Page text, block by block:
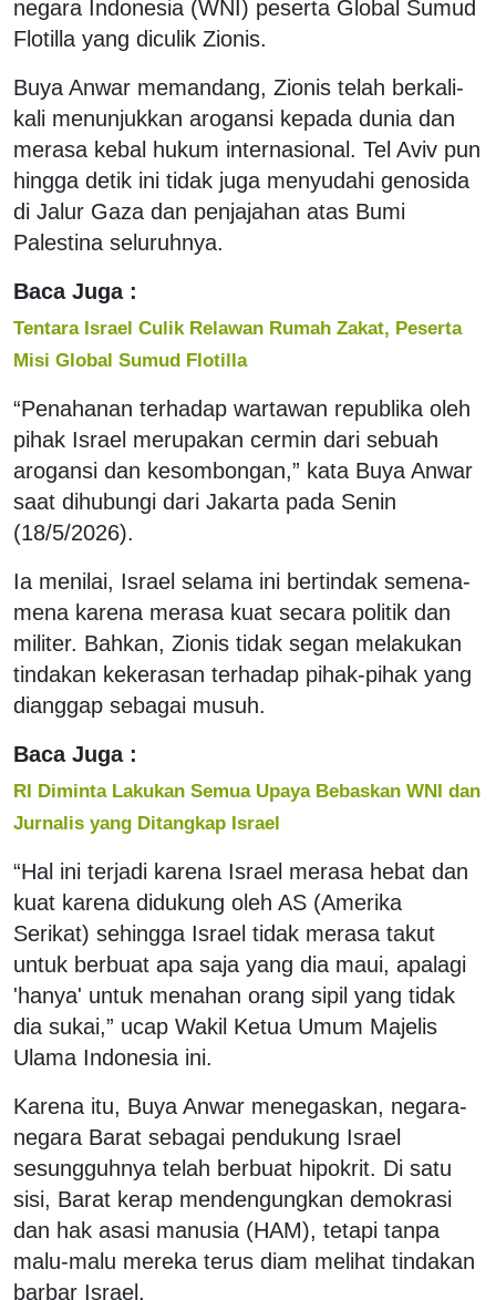
negara Indonesia (WNI) peserta Global Sumud
Flotilla yang diculik Zionis.
Buya Anwar memandang, Zionis telah berkali-
kali menunjukkan arogansi kepada dunia dan
merasa kebal hukum internasional. Tel Aviv pun
hingga detik ini tidak juga menyudahi genosida
di Jalur Gaza dan penjajahan atas Bumi
Palestina seluruhnya.
Baca Juga :
Tentara Israel Culik Relawan Rumah Zakat, Peserta
Misi Global Sumud Flotilla
“Penahanan terhadap wartawan republika oleh
pihak Israel merupakan cermin dari sebuah
arogansi dan kesombongan,” kata Buya Anwar
saat dihubungi dari Jakarta pada Senin
(18/5/2026).
Ia menilai, Israel selama ini bertindak semena-
mena karena merasa kuat secara politik dan
militer. Bahkan, Zionis tidak segan melakukan
tindakan kekerasan terhadap pihak-pihak yang
dianggap sebagai musuh.
Baca Juga :
RI Diminta Lakukan Semua Upaya Bebaskan WNI dan
Jurnalis yang Ditangkap Israel
“Hal ini terjadi karena Israel merasa hebat dan
kuat karena didukung oleh AS (Amerika
Serikat) sehingga Israel tidak merasa takut
untuk berbuat apa saja yang dia maui, apalagi
'hanya' untuk menahan orang sipil yang tidak
dia sukai,” ucap Wakil Ketua Umum Majelis
Ulama Indonesia ini.
Karena itu, Buya Anwar menegaskan, negara-
negara Barat sebagai pendukung Israel
sesungguhnya telah berbuat hipokrit. Di satu
sisi, Barat kerap mendengungkan demokrasi
dan hak asasi manusia (HAM), tetapi tanpa
malu-malu mereka terus diam melihat tindakan
barbar Israel.